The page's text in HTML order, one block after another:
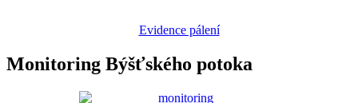
Evidence pálení
Monitoring Býšťského potoka